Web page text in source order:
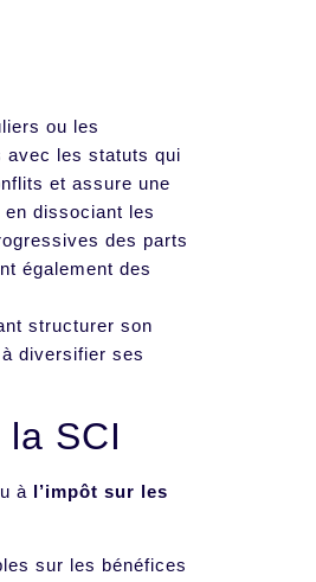
ou les
avec les statuts qui
et assure une
en dissociant les
des parts
également des
structurer son
à diversifier ses
SCI
à l’impôt sur les
sur les bénéfices